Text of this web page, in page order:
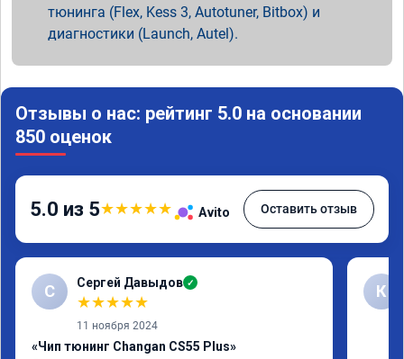
тюнинга (Flex, Kess 3, Autotuner, Bitbox) и
диагностики (Launch, Autel).
Отзывы о нас: рейтинг 5.0 на основании
850 оценок
5.0 из 5★★★★★ Avito Оставить отзыв
С Сергей Давыдов ✓
★★★★★
11 ноября 2024
«Чип тюнинг Changan CS55 Plus»
К